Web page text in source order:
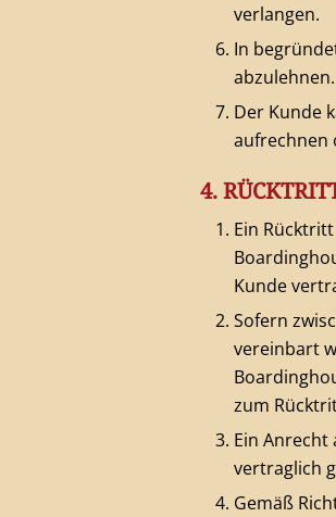
verlangen.
In
abzulehnen.
Der Kunde
aufrechnen
4.
Ein
Kunde
Sofern
vereinbart
zum
Ein
vertraglich
Gemäß